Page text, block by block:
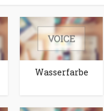
Wasserfarbe